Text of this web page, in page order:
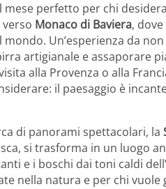
mese perfetto per chi
Monaco di Baviera,
Un’esperienza da
artigianale e assaporare
alla Provenza o alla
il paesaggio è
di panorami spettacolari, la
si trasforma in un luogo
e i boschi dai toni caldi
nella natura e per chi